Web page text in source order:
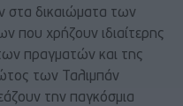
στα δικαιώματα των
που χρήζουν ιδιαίτερης
πραγματών και της
των Ταλιμπάν
την παγκόσμια